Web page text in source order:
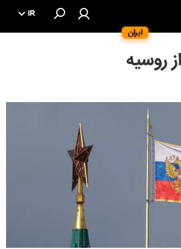
ایران
IR
روسیه